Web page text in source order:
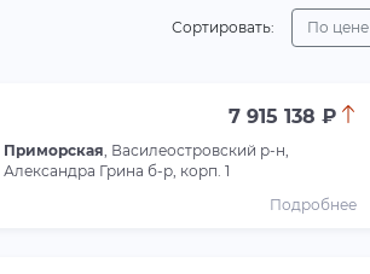
Сортировать: По цене
7 915 138 ₽
Приморская, Василеостровский р-н,
Александра Грина б-р, корп. 1
Подробнее